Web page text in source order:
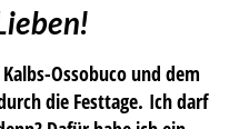
Ossobuco und dem
die Festtage. Ich darf